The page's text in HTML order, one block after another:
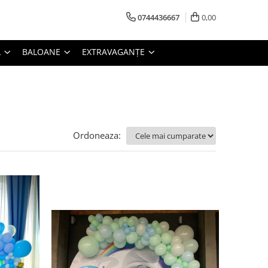
0744436667 0,00
BALOANE EXTRAVAGANȚE
Ordoneaza: